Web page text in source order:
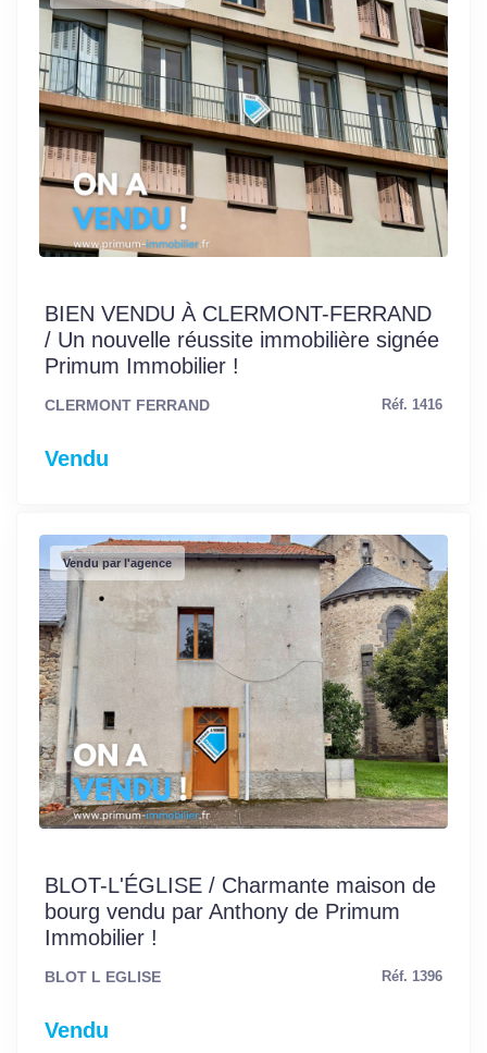
BIEN VENDU À CLERMONT-FERRAND
/ Un nouvelle réussite immobilière signée
Primum Immobilier !
CLERMONT FERRAND Réf. 1416
Vendu
Vendu par l'agence
BLOT-L'ÉGLISE / Charmante maison de
bourg vendu par Anthony de Primum
Immobilier !
BLOT L EGLISE Réf. 1396
Vendu